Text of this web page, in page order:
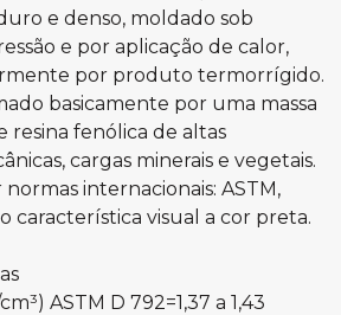
e denso, moldado sob
e por aplicação de calor,
por produto termorrígido.
basicamente por uma massa
resina fenólica de altas
cargas minerais e vegetais.
internacionais: ASTM,
característica visual a cor preta.
ASTM D 792=1,37 a 1,43